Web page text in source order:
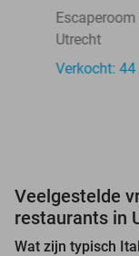
Escaperoom
Utrecht
Verkocht: 44
Veelgestelde
restaurants in
Wat zijn typisch